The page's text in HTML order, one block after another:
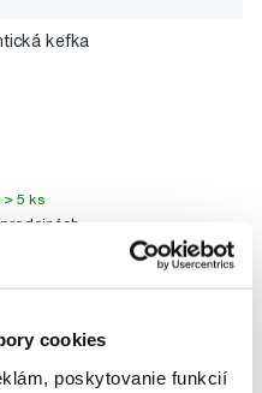
cookies
poskytovanie funkcií
kefka
> 5 ks